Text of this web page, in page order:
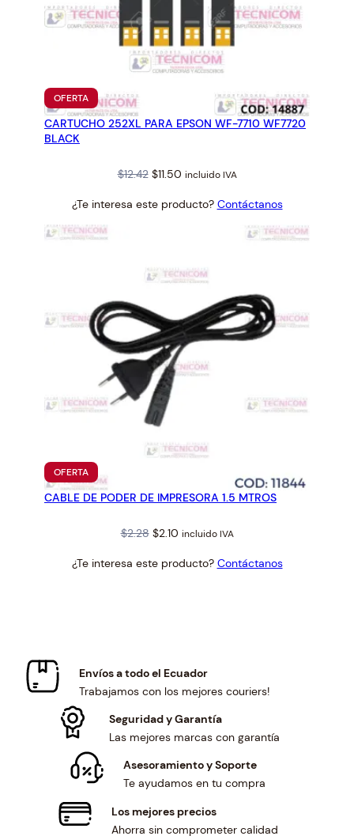
OFERTAPRODUCTO
EN
OFERTA
CARTUCHO 252XL PARA EPSON WF-7710 WF7720
BLACK
$12.42 Original
was:
$11.50Current
is:
incluido IVA
¿Te interesa este producto? Contáctanos
OFERTAPRODUCTO
EN
OFERTA
CABLE DE PODER DE IMPRESORA 1.5 MTROS
$2.28 Original
was:
$2.10Current
is:
incluido IVA
¿Te interesa este producto? Contáctanos
Envíos a todo el Ecuador
Trabajamos con los mejores couriers!
Seguridad y Garantía
Las mejores marcas con garantía
Asesoramiento y Soporte
Te ayudamos en tu compra
Los mejores precios
Ahorra sin comprometer calidad